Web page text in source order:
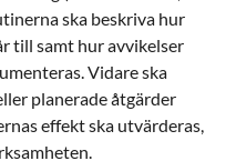
ska beskriva hur
till samt hur avvikelser
Vidare ska
planerade åtgärder
effekt ska utvärderas,